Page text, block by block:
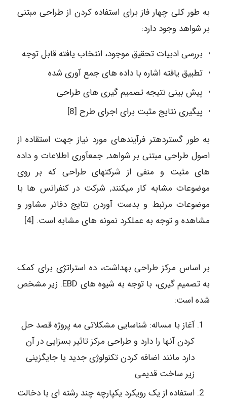
به طور کلی چهار فاز برای استفاده کردن از طراحی مبتنی
بر شواهد وجود دارد:
بررسی ادبیات تحقیق موجود، انتخاب یافته قابل توجه
تطبیق یافته اشاره با داده های جمع آوری شده
پیش بینی نتیجه تصمیم گیری های طراحی
پیگیری نتایج مثبت برای اجرای طرح [8]
به طور گسترده­تر فرآیندهای مورد نیاز جهت استقاده از
اصول طراحی مبتنی بر شواهد, جمع­آوری اطلاعات و داده
های مثبت و منفی از شرکت­های طراحی که بر روی
موضوعات مشابه کار می­کنند, شرکت در کنفرانس­ ها با
موضوعات مرتبط و بدست آوردن نتایج دفاتر مشاور و
مشاهده و توجه به عملکرد نمونه­ های مشابه است. [4]
بر اساس مرکز طراحی بهداشت، ده استراتژی برای کمک
به تصمیم گیری، با توجه به شیوه های EBD. زیر مشخص
شده است:
آغاز با مساله: شناسایی مشکلاتی مه پروژه قصد حل
کردن آنها را دارد و طراحی مرکز تاثیر بسزایی در آن
دارد مانند اضافه کردن تکنولوژی جدید یا جایگزینی
زیر ساخت قدیمی
استفاده از یک رویکرد یکپارچه چند رشته ای با دخالت